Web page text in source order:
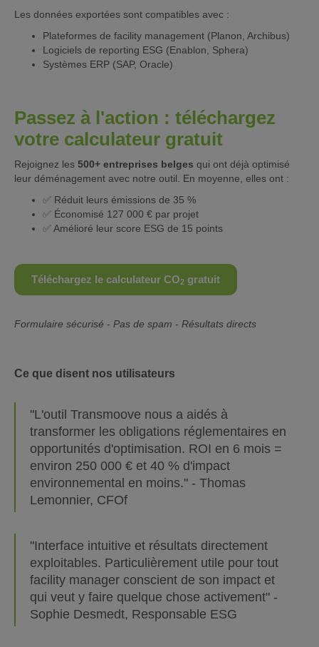
Les données exportées sont compatibles avec :
Plateformes de facility management (Planon, Archibus)
Logiciels de reporting ESG (Enablon, Sphera)
Systèmes ERP (SAP, Oracle)
Passez à l'action : téléchargez
votre calculateur gratuit
Rejoignez les 500+ entreprises belges qui ont déjà optimisé
leur déménagement avec notre outil. En moyenne, elles ont :
✅ Réduit leurs émissions de 35 %
✅ Économisé 127 000 € par projet
✅ Amélioré leur score ESG de 15 points
Téléchargez le calculateur CO2 gratuit
Formulaire sécurisé - Pas de spam - Résultats directs
Ce que disent nos utilisateurs
"L'outil Transmoove nous a aidés à
transformer les obligations réglementaires en
opportunités d'optimisation. ROI en 6 mois =
environ 250 000 € et 40 % d'impact
environnemental en moins." - Thomas
Lemonnier, CFOf
"Interface intuitive et résultats directement
exploitables. Particulièrement utile pour tout
facility manager conscient de son impact et
qui veut y faire quelque chose activement" -
Sophie Desmedt, Responsable ESG